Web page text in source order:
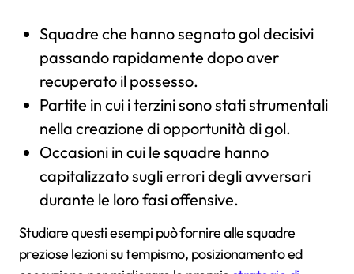
Squadre che hanno segnato gol decisivi
passando rapidamente dopo aver
recuperato il possesso.
Partite in cui i terzini sono stati strumentali
nella creazione di opportunità di gol.
Occasioni in cui le squadre hanno
capitalizzato sugli errori degli avversari
durante le loro fasi offensive.
Studiare questi esempi può fornire alle squadre
preziose lezioni su tempismo, posizionamento ed